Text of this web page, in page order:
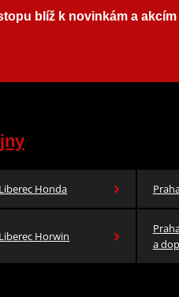
blíž k novinkám a
Liberec Honda
Liberec Horwin
a